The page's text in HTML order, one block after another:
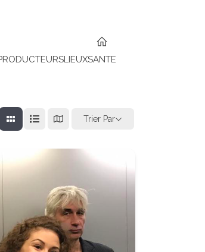
LIEUXSANTE
Trier Par